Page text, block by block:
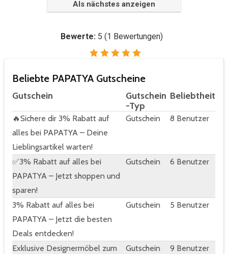
Als nächstes anzeigen
Bewerte: 5 (1 Bewertungen)
Beliebte PAPATYA Gutscheine
Gutschein
Gutschein
-Typ
Beliebtheit
🔥Sichere dir 3% Rabatt auf
alles bei PAPATYA – Deine
Lieblingsartikel warten!
Gutschein 8 Benutzer
✅3% Rabatt auf alles bei
PAPATYA – Jetzt shoppen und
sparen!
Gutschein 6 Benutzer
3% Rabatt auf alles bei
PAPATYA – Jetzt die besten
Deals entdecken!
Gutschein 5 Benutzer
Exklusive Designermöbel zum
Gutschein 9 Benutzer